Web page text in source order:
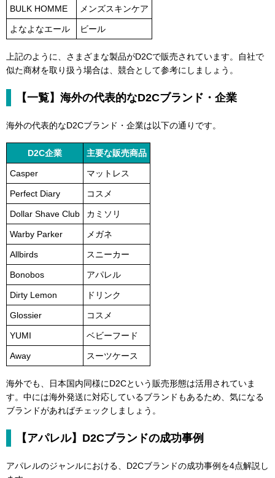
BULK HOMME メンズスキンケア
よなよなエール ビール
上記のように、さまざまな製品がD2Cで販売されています。自社で
似た商材を取り扱う場合は、競合として参考にしましょう。
【一覧】海外の代表的なD2Cブランド・企業
海外の代表的なD2Cブランド・企業は以下の通りです。
D2C企業 主要な販売商品
Casper マットレス
Perfect Diary コスメ
Dollar Shave Club カミソリ
Warby Parker メガネ
Allbirds スニーカー
Bonobos アパレル
Dirty Lemon ドリンク
Glossier コスメ
YUMI ベビーフード
Away スーツケース
海外でも、日本国内同様にD2Cという販売形態は活用されていま
す。中には海外発送に対応しているブランドもあるため、気になる
ブランドがあればチェックしましょう。
【アパレル】D2Cブランドの成功事例
アパレルのジャンルにおける、D2Cブランドの成功事例を4点解説し